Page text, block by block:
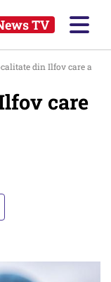
TV
din Ilfov care a
care